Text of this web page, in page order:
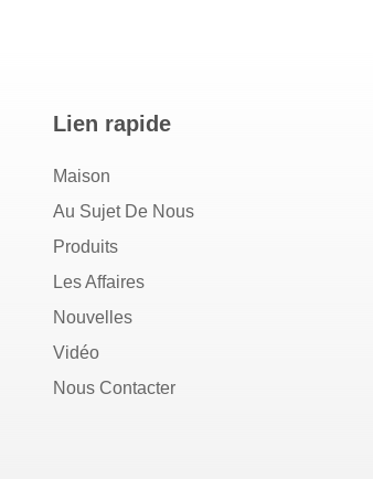
Lien rapide
Maison
Au Sujet De Nous
Produits
Les Affaires
Nouvelles
Vidéo
Nous Contacter